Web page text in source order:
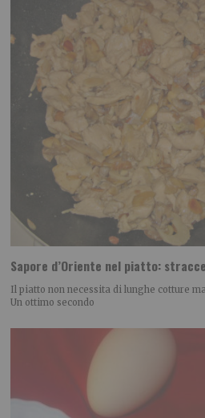
Sapore d’Oriente nel piatto:
Il piatto non necessita di lunghe cotture
Un ottimo secondo